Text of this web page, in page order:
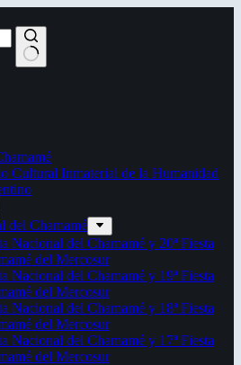
Cultural Inmaterial de la Humanidad
del Chamamé
Nacional del Chamamé y 20ª Fiesta
del Mercosur
Nacional del Chamamé y 19ª Fiesta
del Mercosur
Nacional del Chamamé y 18ª Fiesta
del Mercosur
Nacional del Chamamé y 17ª Fiesta
del Mercosur